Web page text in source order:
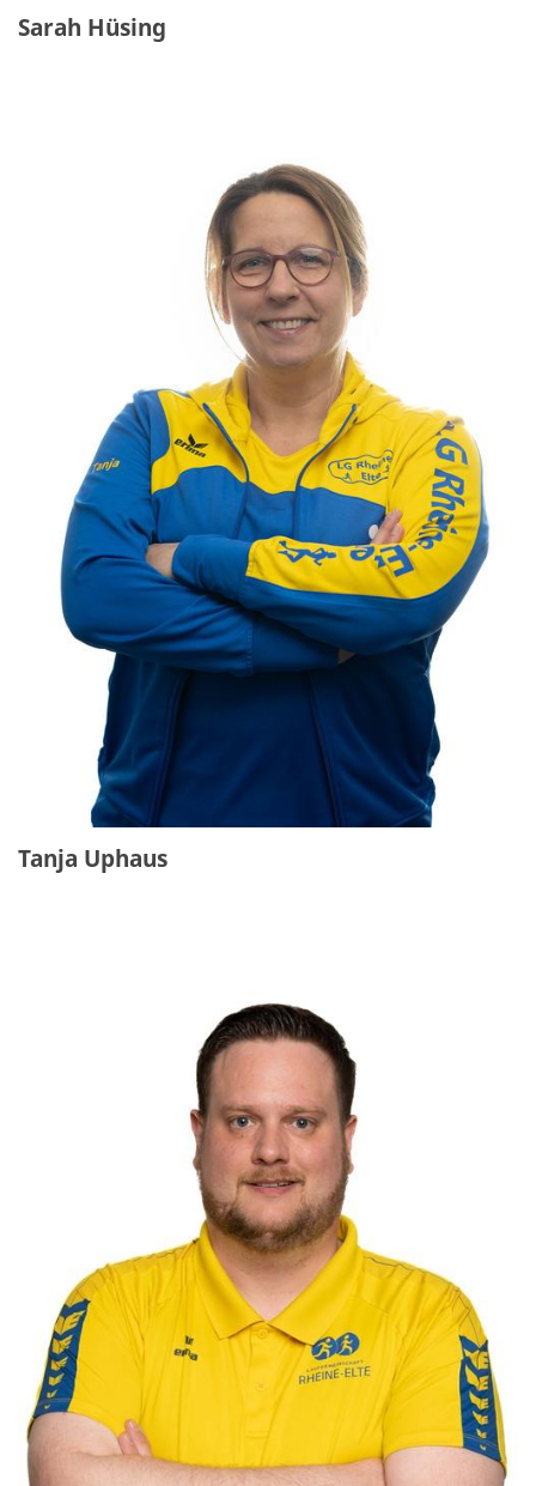
Sarah Hüsing
Tanja Uphaus